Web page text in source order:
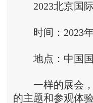
2023北京国际
时间：2023年
地点：中国国
一样的展会，
的主题和参观体